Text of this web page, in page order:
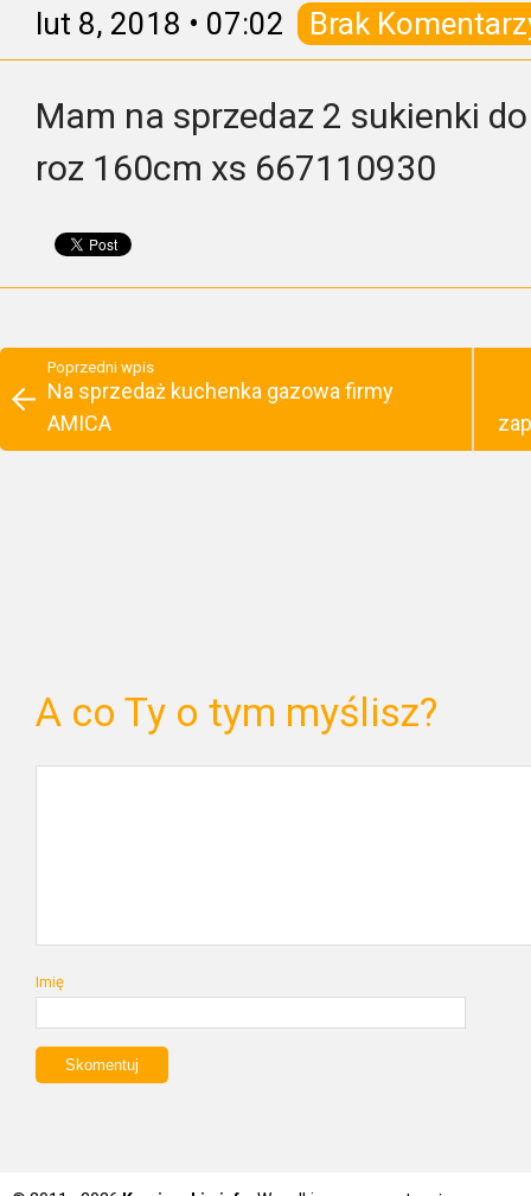
lut 8, 2018 • 07:02 Brak
Mam na sprzedaz 2 sukienki
roz 160cm xs 667110930
Poprzedni wpis
Na sprzedaż kuchenka gazowa firmy
AMICA
A co Ty o tym myślisz?
Imię